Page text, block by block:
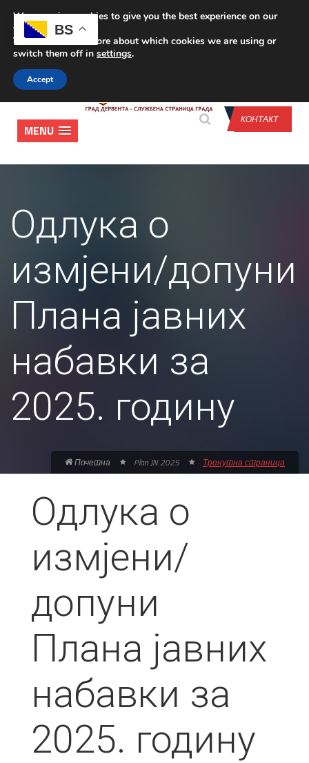
CONTACT US
КОНТАКТ
MENU
Одлука о
измјени/допуни
Плана јавних
набавки за
2025. годину
Почетна Plan JN 2025 Тренутна страница
Одлука о
измјени/
допуни
Плана јавних
набавки за
2025. годину
BS
We are using cookies to give you the best experience on our
website.
You can find out more about which cookies we are using or
switch them off in settings.
Accept